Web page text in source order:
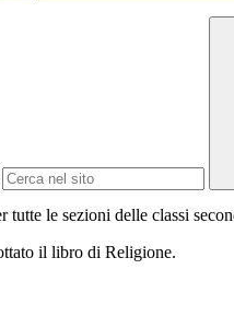
le sezioni delle classi
il libro di Religione.